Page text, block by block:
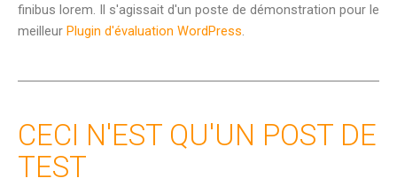
finibus lorem. Il s'agissait d'un poste de démonstration pour le
meilleur Plugin d'évaluation WordPress.
CECI N'EST QU'UN POST DE
TEST